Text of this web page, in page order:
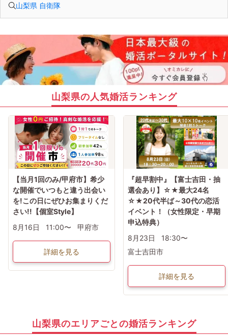
山梨県 自衛隊
山梨県の人気婚活ランキング
【当月1回のみ/甲府市】希少
な開催でいつもと違う出会い
を!この日にぜひお集まりくだ
さい!!【個室Style】
8月16日
11:00〜 甲府市
詳細を見る
『超早割中』【富士吉田・抽
選会あり】☆★最大24名
☆★20代半ば～30代の恋活
イベント！（女性限定・早期
申込特典）
8月23日
18:30〜
富士吉田市
詳細を見る
山梨県のエリアごとの婚活ランキング